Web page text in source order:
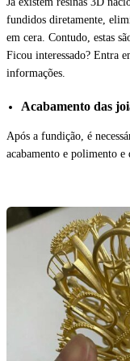
fundidos diretamente,
em cera. Contudo, estas
Ficou interessado? Entra
informações.
Acabamento das
Após a fundição, é
acabamento e polimento e